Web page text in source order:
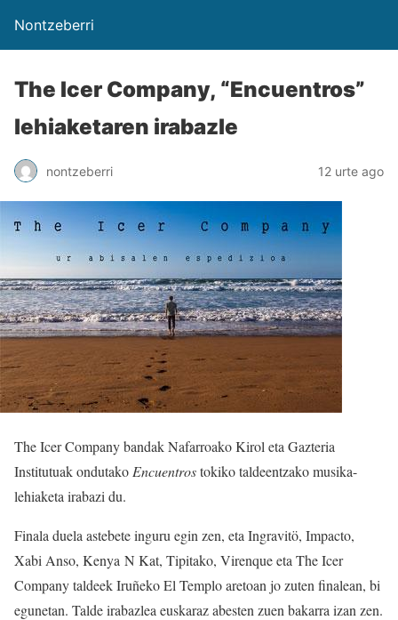
Nontzeberri
The Icer Company, “Encuentros”
lehiaketaren irabazle
nontzeberri 12 urte ago
The Icer Company bandak Nafarroako Kirol eta Gazteria
Institutuak ondutako Encuentrostokiko taldeentzako musika-
lehiaketa irabazi du.
Finala duela astebete inguru egin zen, eta Ingravitö, Impacto,
Xabi Anso, Kenya N Kat, Tipitako, Virenque eta The Icer
Company taldeek Iruñeko El Templo aretoan jo zuten finalean, bi
egunetan. Talde irabazlea euskaraz abesten zuen bakarra izan zen.